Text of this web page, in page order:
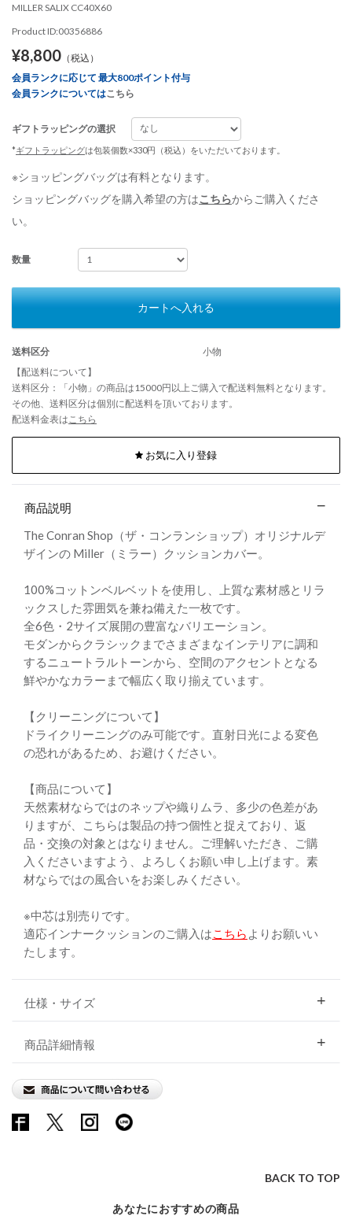
MILLER SALIX CC40X60
Product ID:00356886
¥8,800 （税込）
会員ランクに応じて 最大800ポイント付与
会員ランクについてはこちら
ギフトラッピングの選択
*ギフトラッピングは包装個数×330円（税込）をいただいております。
※ショッピングバッグは有料となります。
ショッピングバッグを購入希望の方はこちらからご購入くださ
い。
数量
カートへ入れる
送料区分
小物
【配送料について】
送料区分：「小物」の商品は15000円以上ご購入で配送料無料となります。
その他、送料区分は個別に配送料を頂いております。
配送料金表は こちら
お気に入り登録
商品説明
The Conran Shop（ザ・コンランショップ）オリジナルデ
ザインの Miller（ミラー）クッションカバー。
100%コットンベルベットを使用し、上質な素材感とリラ
ックスした雰囲気を兼ね備えた一枚です。
全6色・2サイズ展開の豊富なバリエーション。
モダンからクラシックまでさまざまなインテリアに調和
するニュートラルトーンから、空間のアクセントとなる
鮮やかなカラーまで幅広く取り揃えています。
【クリーニングについて】
ドライクリーニングのみ可能です。直射日光による変色
の恐れがあるため、お避けください。
【商品について】
天然素材ならではのネップや織りムラ、多少の色差があ
りますが、こちらは製品の持つ個性と捉えており、返
品・交換の対象とはなりません。ご理解いただき、ご購
入くださいますよう、よろしくお願い申し上げます。素
材ならではの風合いをお楽しみください。
※中芯は別売りです。
適応インナークッションのご購入はこちら よりお願いい
たします。
仕様・サイズ
商品詳細情報
BACK TO TOP
あなたにおすすめの商品